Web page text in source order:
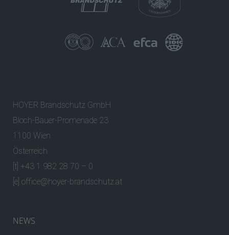
HOYER Brandschutz GmbH
Bloch-Bauer-Promenade 23
1100 Wien
Österreich
[t] +43 1 982 28 70 – 0
[e] office@hoyer-brandschutz.at
NEWS